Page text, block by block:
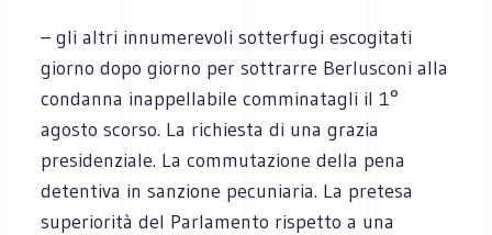
– gli altri innumerevoli sotterfugi escogitati
giorno dopo giorno per sottrarre Berlusconi alla
condanna inappellabile comminatagli il 1°
agosto scorso. La richiesta di una grazia
presidenziale. La commutazione della pena
detentiva in sanzione pecuniaria. La pretesa
superiorità del Parlamento rispetto a una